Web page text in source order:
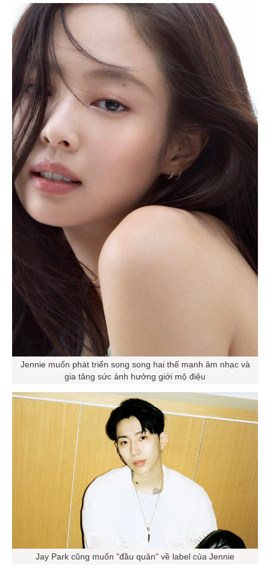
Jennie muốn phát triển song song hai thế mạnh âm nhạc và
gia tăng sức ảnh hưởng giới mộ điệu
Jay Park cũng muốn "đầu quân" về label của Jennie